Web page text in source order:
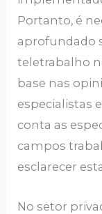
Portanto, é
aprofundado
teletrabalho
base nas
especialistas
conta as
campos
esclarecer
No setor